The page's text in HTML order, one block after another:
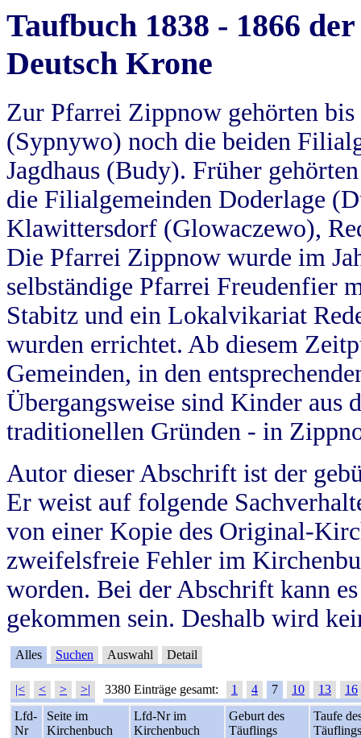
Taufbuch 1838 - 1866
Deutsch Krone
Zur Pfarrei Zippnow gehörten
(Sypnywo) noch die beiden
Jagdhaus (Budy). Früher
die Filialgemeinden Doderlage
Klawittersdorf (Glowaczewo),
Die Pfarrei Zippnow wurde im
selbständige Pfarrei Freudenfier
Stabitz und ein Lokalvikariat
wurden errichtet. Ab diesem
Gemeinden, in den
Übergangsweise sind Kinder aus
traditionellen Gründen - in
Autor dieser Abschrift ist der
Er weist auf folgende
von einer Kopie des Original-
zweifelsfreie Fehler im
worden. Bei der Abschrift kann
gekommen sein. Deshalb wird
Alles Suchen Auswahl Detail
|< < > >| 3380 Einträge gesamt: 1 4 7 10 13
16
Lfd-
Nr
Seite im
Kirchenbuch
Lfd-Nr im
Kirchenbuch
Geburt des
Täuflings
Taufe
Täuflings